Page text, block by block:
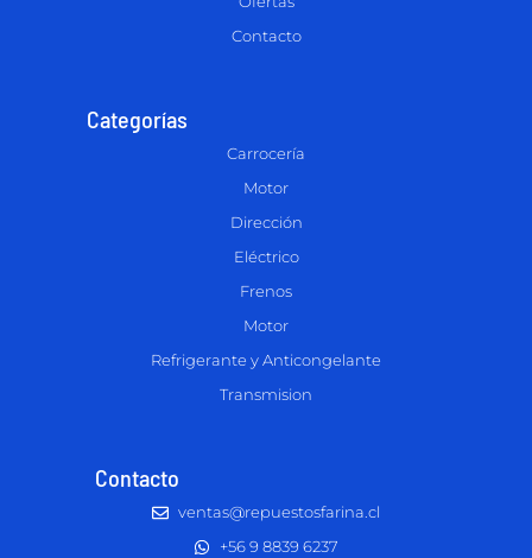
Contacto
Categorías
Carrocería
Motor
Dirección
Eléctrico
Frenos
Motor
Refrigerante y Anticongelante
Transmision
Contacto
ventas@repuestosfarina.cl
+56 9 8839 6237